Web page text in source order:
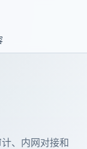
、内网对接和